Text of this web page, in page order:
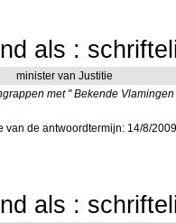
als :
minister van Justitie
met " Bekende
van de antwoordtermijn: 14/8/
als :